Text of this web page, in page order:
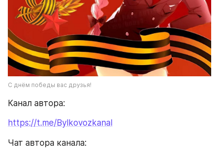
С днём победы вас друзья!
Канал автора:
https://t.me/Bylkovozkanal
Чат автора канала: